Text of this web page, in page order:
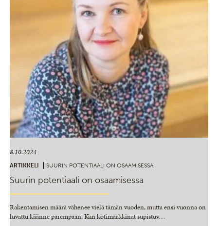
8.10.2024
ARTIKKELI SUURIN POTENTIAALI ON OSAAMISESSA
Suurin potentiaali on osaamisessa
Rakentamisen määrä vähenee vielä tämän vuoden, mutta ensi vuonna on
luvattu käänne parempaan. Kun kotimarkkinat supistuv…